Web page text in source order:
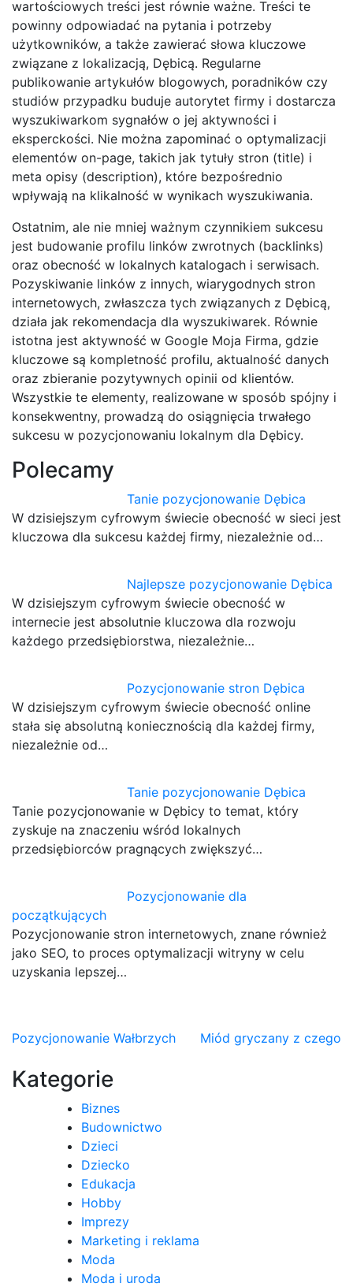
wartościowych treści jest równie ważne. Treści te
powinny odpowiadać na pytania i potrzeby
użytkowników, a także zawierać słowa kluczowe
związane z lokalizacją, Dębicą. Regularne
publikowanie artykułów blogowych, poradników czy
studiów przypadku buduje autorytet firmy i dostarcza
wyszukiwarkom sygnałów o jej aktywności i
eksperckości. Nie można zapominać o optymalizacji
elementów on-page, takich jak tytuły stron (title) i
meta opisy (description), które bezpośrednio
wpływają na klikalność w wynikach wyszukiwania.
Ostatnim, ale nie mniej ważnym czynnikiem sukcesu
jest budowanie profilu linków zwrotnych (backlinks)
oraz obecność w lokalnych katalogach i serwisach.
Pozyskiwanie linków z innych, wiarygodnych stron
internetowych, zwłaszcza tych związanych z Dębicą,
działa jak rekomendacja dla wyszukiwarek. Równie
istotna jest aktywność w Google Moja Firma, gdzie
kluczowe są kompletność profilu, aktualność danych
oraz zbieranie pozytywnych opinii od klientów.
Wszystkie te elementy, realizowane w sposób spójny i
konsekwentny, prowadzą do osiągnięcia trwałego
sukcesu w pozycjonowaniu lokalnym dla Dębicy.
Polecamy
Tanie pozycjonowanie Dębica
W dzisiejszym cyfrowym świecie obecność w sieci jest
kluczowa dla sukcesu każdej firmy, niezależnie od…
Najlepsze pozycjonowanie Dębica
W dzisiejszym cyfrowym świecie obecność w
internecie jest absolutnie kluczowa dla rozwoju
każdego przedsiębiorstwa, niezależnie…
Pozycjonowanie stron Dębica
W dzisiejszym cyfrowym świecie obecność online
stała się absolutną koniecznością dla każdej firmy,
niezależnie od…
Tanie pozycjonowanie Dębica
Tanie pozycjonowanie w Dębicy to temat, który
zyskuje na znaczeniu wśród lokalnych
przedsiębiorców pragnących zwiększyć…
Pozycjonowanie dla
początkujących
Pozycjonowanie stron internetowych, znane również
jako SEO, to proces optymalizacji witryny w celu
uzyskania lepszej…
Nawigacja
wpisu
Pozycjonowanie Wałbrzych Miód gryczany z czego
Kategorie
Biznes
Budownictwo
Dzieci
Dziecko
Edukacja
Hobby
Imprezy
Marketing i reklama
Moda
Moda i uroda